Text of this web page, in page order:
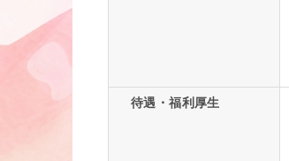
待遇・福利厚生